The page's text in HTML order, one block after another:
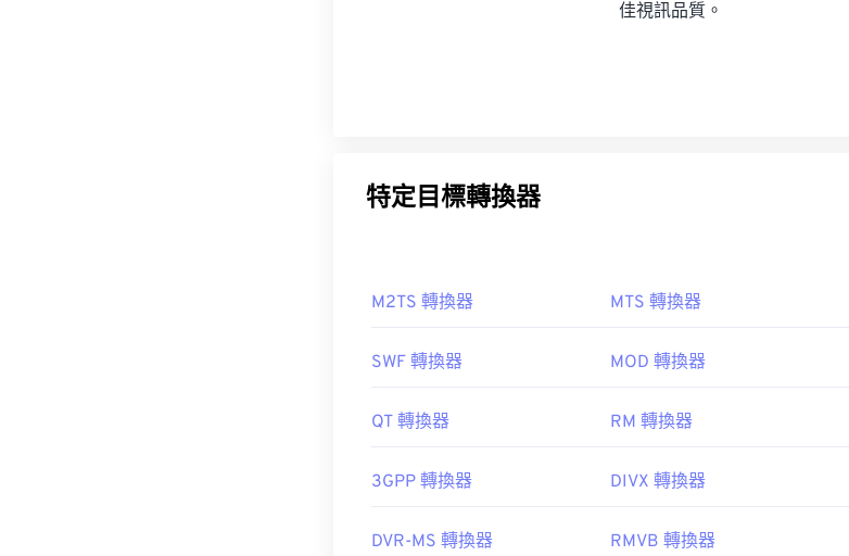
佳視訊品質。
特定目標轉換器
M2TS 轉換器 MTS 轉換器
SWF 轉換器 MOD 轉換器
QT 轉換器 RM 轉換器
3GPP 轉換器 DIVX 轉換器
DVR-MS 轉換器 RMVB 轉換器